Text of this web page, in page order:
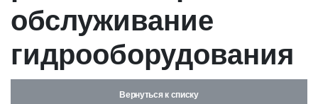
Пароль
компьютере
обслуживание
гидрооборудования
Вернуться к списку